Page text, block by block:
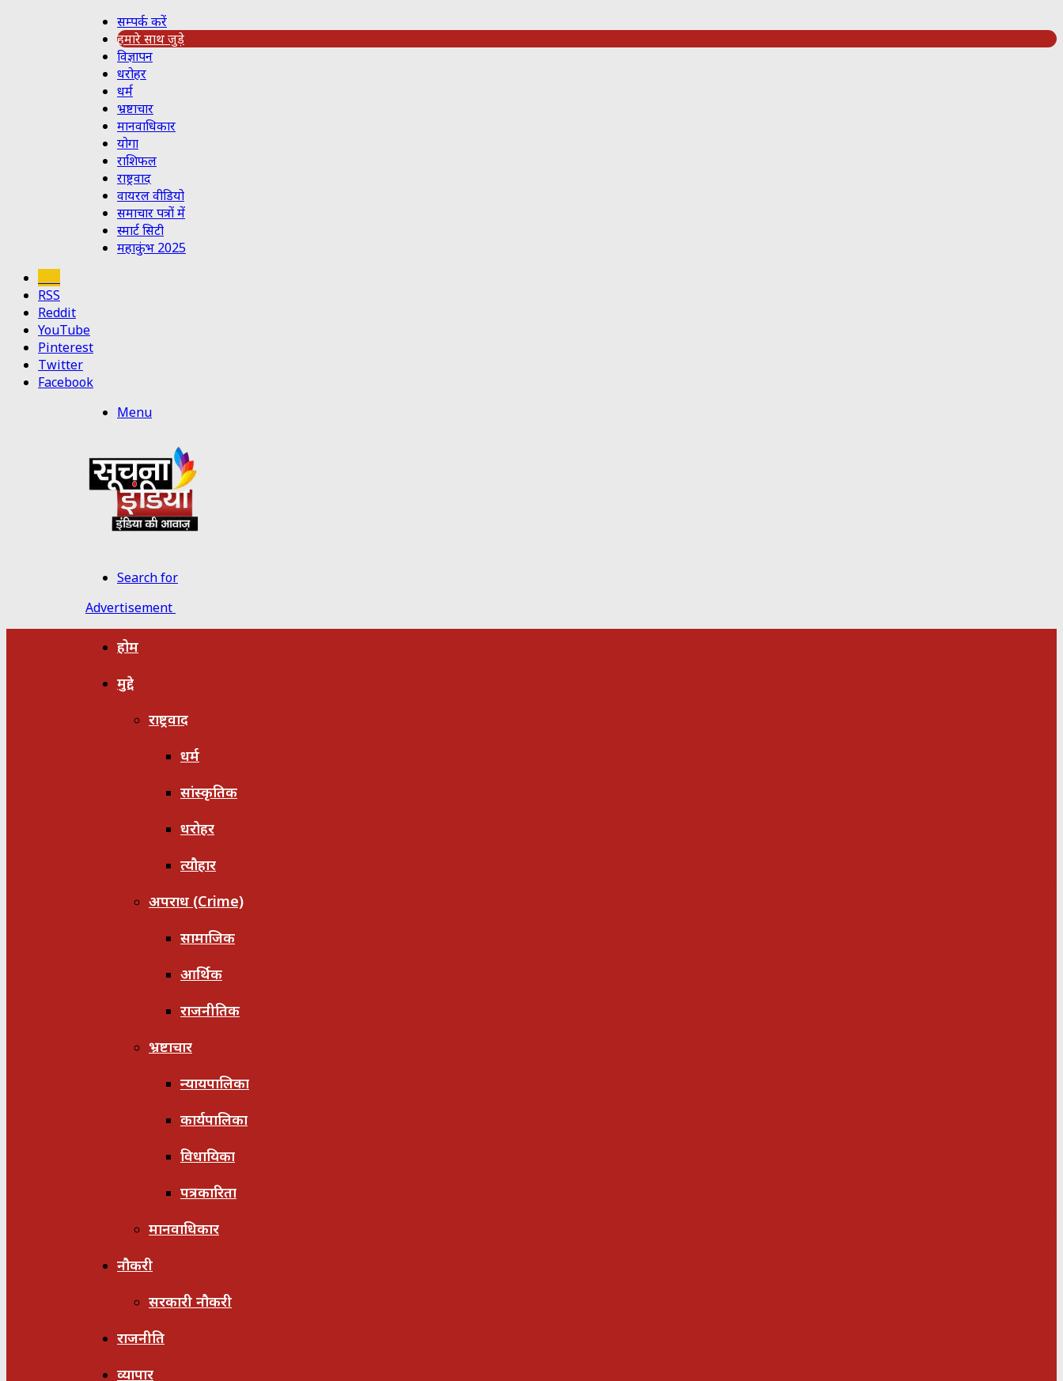
सम्पर्क करें
हमारे साथ जुड़े
विज्ञापन
धरोहर
धर्म
भ्रष्टाचार
मानवाधिकार
योगा
राशिफल
राष्ट्रवाद
वायरल वीडियो
समाचार पत्रों में
स्मार्ट सिटी
महाकुंभ 2025
RSS
Reddit
YouTube
Pinterest
Twitter
Facebook
Menu
Search for
Advertisement
होम
मुद्दे
राष्ट्रवाद
धर्म
सांस्कृतिक
धरोहर
त्यौहार
अपराध (Crime)
सामाजिक
आर्थिक
राजनीतिक
भ्रष्टाचार
न्यायपालिका
कार्यपालिका
विधायिका
पत्रकारिता
मानवाधिकार
नौकरी
सरकारी नौकरी
राजनीति
व्यापार